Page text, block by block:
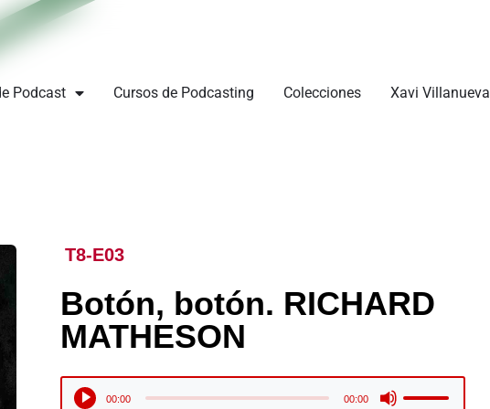
Podcast Cursos de Podcasting Colecciones Xavi Villanueva
T8-E03
Botón, botón. RICHARD
MATHESON
Reproductor
00:00 00:00
las